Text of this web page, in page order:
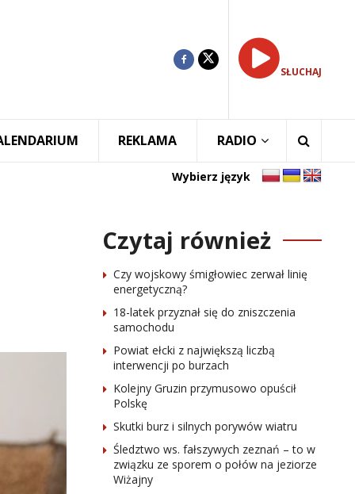
SŁUCHAJ
REKLAMA RADIO
Wybierz język
Czytaj również
Czy wojskowy śmigłowiec zerwał linię
energetyczną?
18-latek przyznał się do zniszczenia
samochodu
Powiat ełcki z największą liczbą
interwencji po burzach
Kolejny Gruzin przymusowo opuścił
Polskę
Skutki burz i silnych porywów wiatru
Śledztwo ws. fałszywych zeznań – to w
związku ze sporem o połów na jeziorze
Wiżajny